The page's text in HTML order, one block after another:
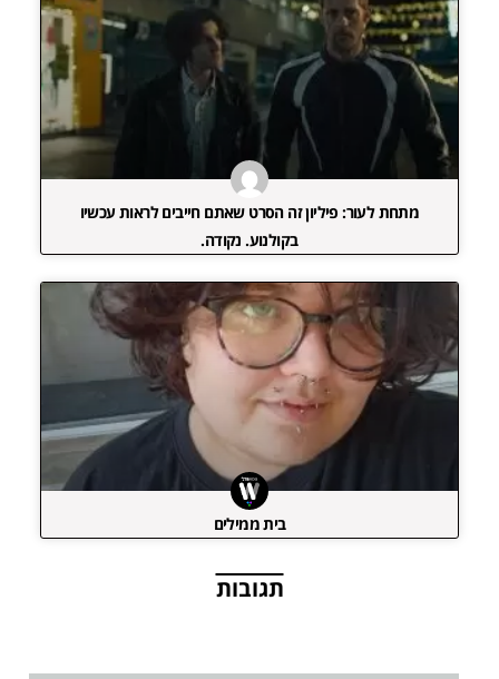
מתחת לעור: פיליון זה הסרט שאתם חייבים לראות עכשיו
בקולנוע. נקודה.
בית ממילים
תגובות